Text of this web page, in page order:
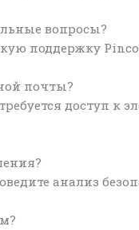
вопросы?
поддержку
почты?
доступ к
анализ